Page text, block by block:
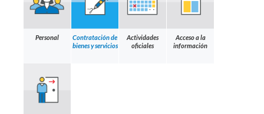
Personal
Contratación de
bienes y servicios
Actividades
oficiales
Acceso a la
información